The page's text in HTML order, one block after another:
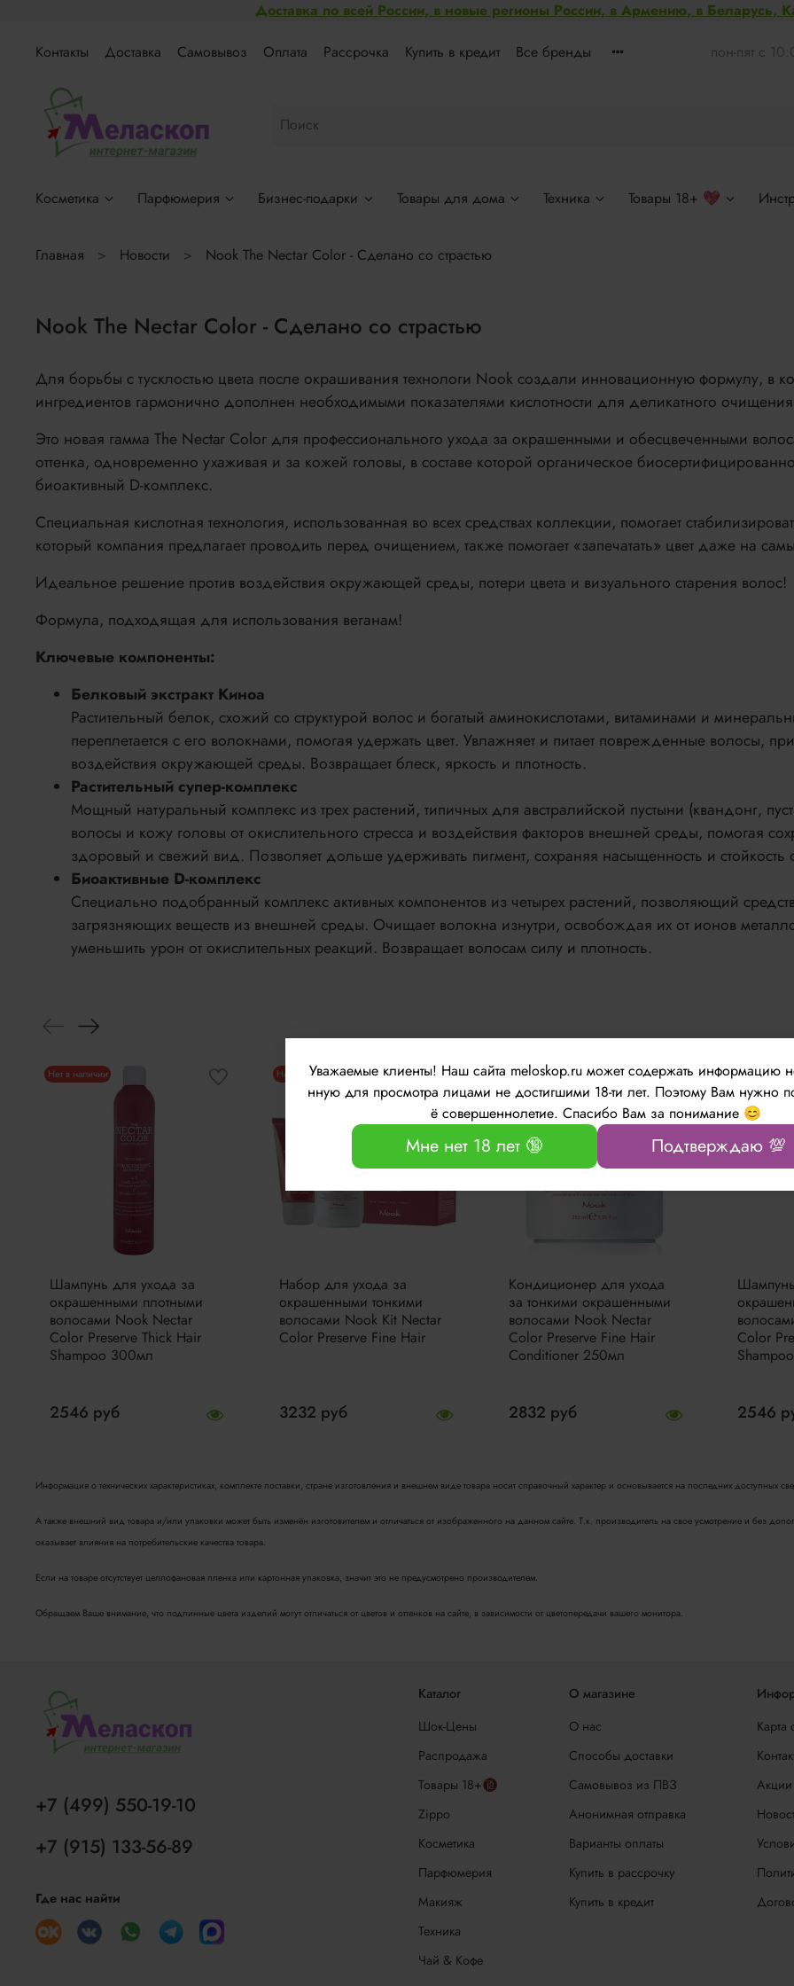
Доставка по всей России, в новые регионы России, в Армению, в Беларусь,
Контакты Доставка Самовывоз Оплата Рассрочка Купить в кредит Все бренды пон-пят с
Косметика Парфюмерия Бизнес-подарки Товары для дома Техника Товары 18+ 💖
Главная Новости Nook The Nectar Color - Сделано со страстью
Nook The Nectar Color - Сделано со страстью
Для борьбы с тусклостью цвета после окрашивания технологи Nook создали инновационную формулу, в
ингредиентов гармонично дополнен необходимыми показателями кислотности для деликатного
Это новая гамма The Nectar Color для профессионального ухода за окрашенными и обесцвеченными
оттенка, одновременно ухаживая и за кожей головы, в составе которой органическое
биоактивный D-комплекс.
Специальная кислотная технология, использованная во всех средствах коллекции, помогает
который компания предлагает проводить перед очищением, также помогает «запечатать» цвет даже на
Идеальное решение против воздействия окружающей среды, потери цвета и визуального старения волос!
Формула, подходящая для использования веганам!
Ключевые компоненты:
Белковый экстракт Киноа
Растительный белок, схожий со структурой волос и богатый аминокислотами, витаминами и
переплетается с его волокнами, помогая удержать цвет. Увлажняет и питает поврежденные волосы,
воздействия окружающей среды. Возвращает блеск, яркость и плотность.
Растительный супер-комплекс
Мощный натуральный комплекс из трех растений, типичных для австралийской пустыни (квандонг,
волосы и кожу головы от окислительного стресса и воздействия факторов внешней среды, помогая
здоровый и свежий вид. Позволяет дольше удерживать пигмент, сохраняя насыщенность и стойкость
Биоактивные D-комплекс
Специально подобранный комплекс активных компонентов из четырех растений, позволяющий
загрязняющих веществ из внешней среды. Очищает волокна изнутри, освобождая их от ионов
уменьшить урон от окислительных реакций. Возвращает волосам силу и плотность.
Нет в наличии
Шампунь для ухода за
окрашенными плотными
волосами Nook Nectar
Color Preserve Thick Hair
Shampoo 300мл
2546 руб
Нет в наличии
Набор для ухода за
окрашенными тонкими
волосами Nook Kit Nectar
Color Preserve Fine Hair
3232 руб
Нет в наличии
Кондиционер для ухода
за тонкими окрашенными
волосами Nook Nectar
Color Preserve Fine Hair
Conditioner 250мл
2832 руб
Нет в
Color
2546
Информация о технических характеристиках, комплекте поставки, стране изготовления и внешнем виде товара носит справочный характер и основывается на последних доступных
А также внешний вид товара и/или упаковки может быть изменён изготовителем и отличаться от изображенного на данном сайте. Т.к. производитель на свое усмотрение и без
оказывает влияния на потребительские качества товара.
Если на товаре отсутствует целлофановая пленка или картонная упаковка, значит это не предусмотрено производителем.
Обращаем Ваше внимание, что подлинные цвета изделий могут отличаться от цветов и оттенков на сайте, в зависимости от цветопередачи вашего монитора.
Каталог
Шок-Цены
Распродажа
Товары 18+🔞
Zippo
Косметика
Парфюмерия
Макияж
Техника
Чай & Кофе
О магазине
О нас
Способы доставки
Самовывоз из ПВЗ
Анонимная отправка
Варианты оплаты
Купить в рассрочку
Купить в кредит
Карта
Акции
+7 (499) 550-19-10
+7 (915) 133-56-89
Где нас найти
Уважаемые клиенты! Наш сайта meloskop.ru может содержать информацию
нную для просмотра лицами не достигшими 18-ти лет. Поэтому Вам нужно
ё совершеннолетие. Спасибо Вам за понимание 😊
Мне нет 18 лет 🔞 Подтверждаю 💯